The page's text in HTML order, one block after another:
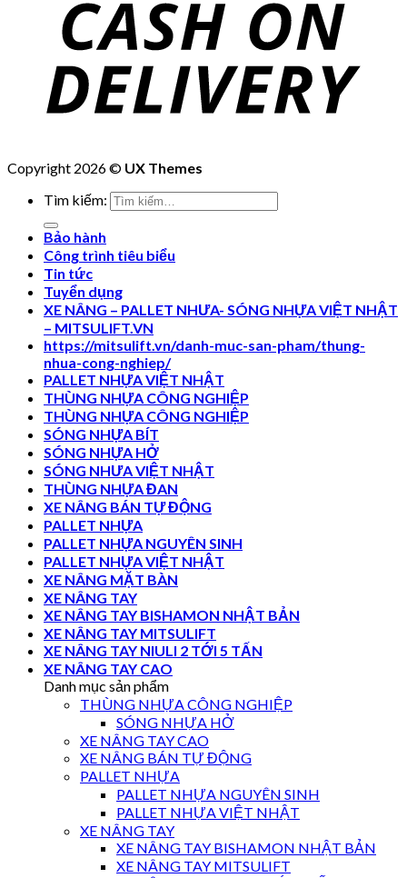
Copyright 2026 © UX Themes
Tìm kiếm:
Bảo hành
Công trình tiêu biểu
Tin tức
Tuyển dụng
XE NÂNG – PALLET NHƯA- SÓNG NHỰA VIỆT NHẬT
– MITSULIFT.VN
https://mitsulift.vn/danh-muc-san-pham/thung-
nhua-cong-nghiep/
PALLET NHỰA VIỆT NHẬT
THÙNG NHỰA CÔNG NGHIỆP
THÙNG NHỰA CÔNG NGHIỆP
SÓNG NHỰA BÍT
SÓNG NHỰA HỞ
SÓNG NHƯA VIỆT NHẬT
THÙNG NHỰA ĐAN
XE NÂNG BÁN TỰ ĐỘNG
PALLET NHỰA
PALLET NHỰA NGUYÊN SINH
PALLET NHỰA VIỆT NHẬT
XE NÂNG MẶT BÀN
XE NÂNG TAY
XE NÂNG TAY BISHAMON NHẬT BẢN
XE NÂNG TAY MITSULIFT
XE NÂNG TAY NIULI 2 TỚI 5 TẤN
XE NÂNG TAY CAO
Danh mục sản phẩm
THÙNG NHỰA CÔNG NGHIỆP
SÓNG NHỰA HỞ
XE NÂNG TAY CAO
XE NÂNG BÁN TỰ ĐỘNG
PALLET NHỰA
PALLET NHỰA NGUYÊN SINH
PALLET NHỰA VIỆT NHẬT
XE NÂNG TAY
XE NÂNG TAY BISHAMON NHẬT BẢN
XE NÂNG TAY MITSULIFT